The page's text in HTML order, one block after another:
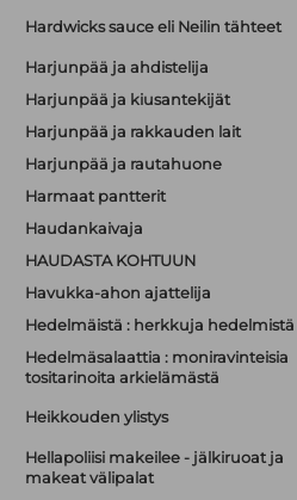
Hardwicks sauce eli Neilin tähteet
Harjunpää ja ahdistelija
Harjunpää ja kiusantekijät
Harjunpää ja rakkauden lait
Harjunpää ja rautahuone
Harmaat pantterit
Haudankaivaja
HAUDASTA KOHTUUN
Havukka-ahon ajattelija
Hedelmäistä : herkkuja hedelmistä
Hedelmäsalaattia : moniravinteisia
tositarinoita arkielämästä
Heikkouden ylistys
Hellapoliisi makeilee - jälkiruoat ja
makeat välipalat